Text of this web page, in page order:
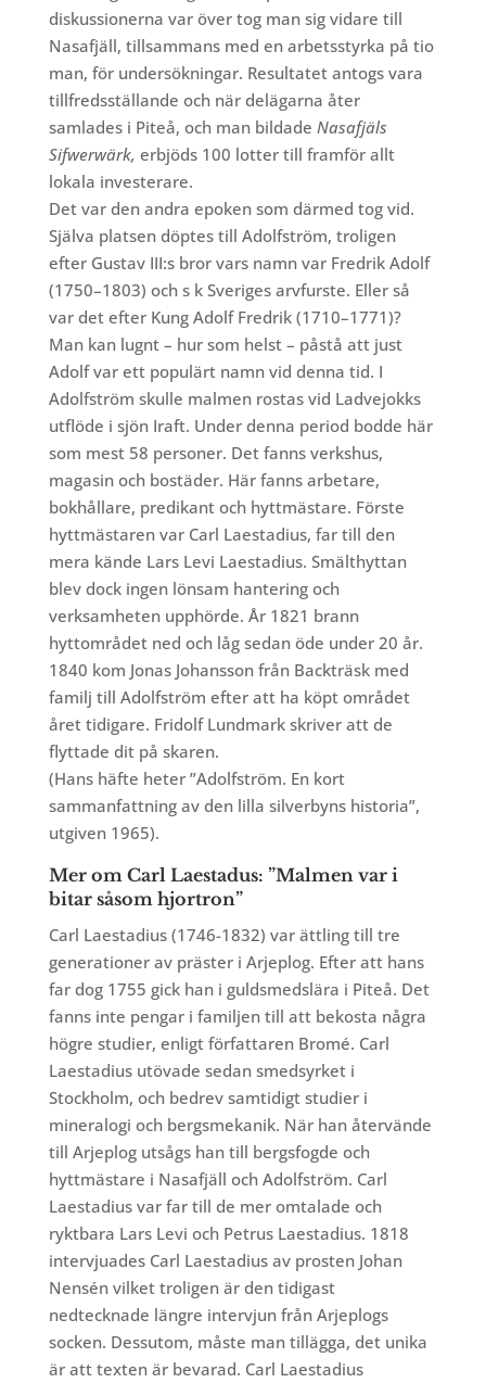
diskussionerna var över tog man sig vidare till
Nasafjäll, tillsammans med en arbetsstyrka på tio
man, för undersökningar. Resultatet antogs vara
tillfredsställande och när delägarna åter
samlades i Piteå, och man bildade Nasafjäls
Sifwerwärk, erbjöds 100 lotter till framför allt
lokala investerare.
Det var den andra epoken som därmed tog vid.
Själva platsen döptes till Adolfström, troligen
efter Gustav III:s bror vars namn var Fredrik Adolf
(1750–1803) och s k Sveriges arvfurste. Eller så
var det efter Kung Adolf Fredrik (1710–1771)?
Man kan lugnt – hur som helst – påstå att just
Adolf var ett populärt namn vid denna tid. I
Adolfström skulle malmen rostas vid Ladvejokks
utflöde i sjön Iraft. Under denna period bodde här
som mest 58 personer. Det fanns verkshus,
magasin och bostäder. Här fanns arbetare,
bokhållare, predikant och hyttmästare. Förste
hyttmästaren var Carl Laestadius, far till den
mera kände Lars Levi Laestadius. Smälthyttan
blev dock ingen lönsam hantering och
verksamheten upphörde. År 1821 brann
hyttområdet ned och låg sedan öde under 20 år.
1840 kom Jonas Johansson från Backträsk med
familj till Adolfström efter att ha köpt området
året tidigare. Fridolf Lundmark skriver att de
flyttade dit på skaren.
(Hans häfte heter ”Adolfström. En kort
sammanfattning av den lilla silverbyns historia”,
utgiven 1965).
Mer om Carl Laestadus: ”Malmen var i
bitar såsom hjortron”
Carl Laestadius (1746-1832) var ättling till tre
generationer av präster i Arjeplog. Efter att hans
far dog 1755 gick han i guldsmedslära i Piteå. Det
fanns inte pengar i familjen till att bekosta några
högre studier, enligt författaren Bromé. Carl
Laestadius utövade sedan smedsyrket i
Stockholm, och bedrev samtidigt studier i
mineralogi och bergsmekanik. När han återvände
till Arjeplog utsågs han till bergsfogde och
hyttmästare i Nasafjäll och Adolfström. Carl
Laestadius var far till de mer omtalade och
ryktbara Lars Levi och Petrus Laestadius. 1818
intervjuades Carl Laestadius av prosten Johan
Nensén vilket troligen är den tidigast
nedtecknade längre intervjun från Arjeplogs
socken. Dessutom, måste man tillägga, det unika
är att texten är bevarad. Carl Laestadius